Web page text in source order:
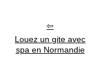
Louez un gite avec
spa en Normandie